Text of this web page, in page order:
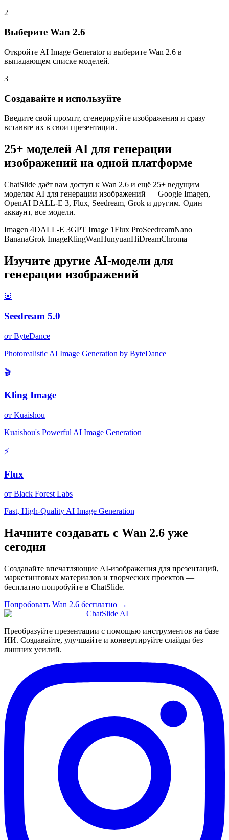
2
Выберите Wan 2.6
Откройте AI Image Generator и выберите Wan 2.6 в
выпадающем списке моделей.
3
Создавайте и используйте
Введите свой промпт, сгенерируйте изображения и сразу
вставьте их в свои презентации.
25+ моделей AI для генерации
изображений на одной платформе
ChatSlide даёт вам доступ к Wan 2.6 и ещё 25+ ведущим
моделям AI для генерации изображений — Google Imagen,
OpenAI DALL-E 3, Flux, Seedream, Grok и другим. Один
аккаунт, все модели.
Imagen 4DALL-E 3GPT Image 1Flux ProSeedreamNano
BananaGrok ImageKlingWanHunyuanHiDreamChroma
Изучите другие AI-модели для
генерации изображений
🌸
Seedream 5.0
от ByteDance
Photorealistic AI Image Generation by ByteDance
🎬
Kling Image
от Kuaishou
Kuaishou's Powerful AI Image Generation
⚡
Flux
от Black Forest Labs
Fast, High-Quality AI Image Generation
Начните создавать с Wan 2.6 уже
сегодня
Создавайте впечатляющие AI-изображения для презентаций,
маркетинговых материалов и творческих проектов —
бесплатно попробуйте в ChatSlide.
Попробовать Wan 2.6 бесплатно →
ChatSlide AI
Преобразуйте презентации с помощью инструментов на базе
ИИ. Создавайте, улучшайте и конвертируйте слайды без
лишних усилий.